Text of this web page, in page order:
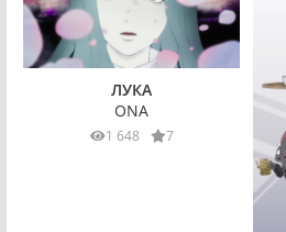
ЛУКА
ONA
1 648 7